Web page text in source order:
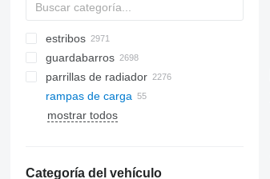
estribos
guardabarros
parrillas de radiador
rampas de carga
mostrar todos
Categoría del vehículo